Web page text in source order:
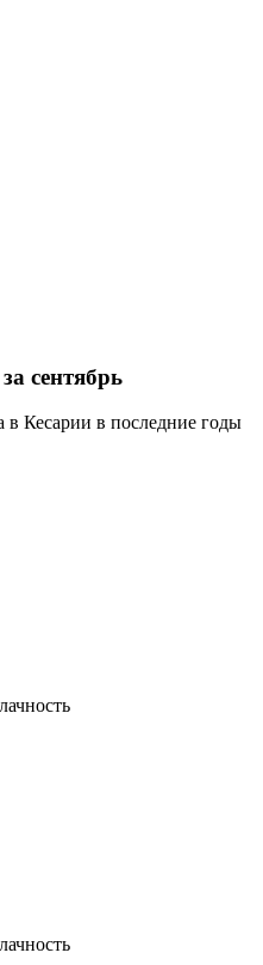
сентябрь
в Кесарии в последние годы